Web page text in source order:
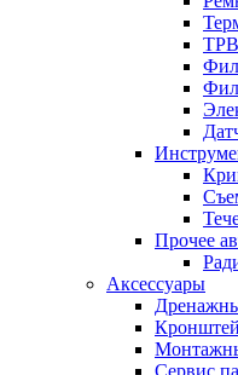
ТРВ
Прочее
Аксессуары
Сервис